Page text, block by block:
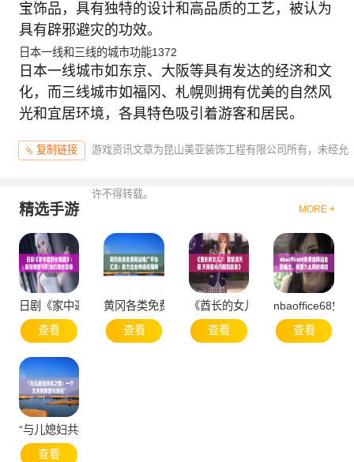
宝饰品，具有独特的设计和高品质的工艺，被认为
具有辟邪避灾的功效。
日本一线和三线的城市功能1372
日本一线城市如东京、大阪等具有发达的经济和文
化，而三线城市如福冈、札幌则拥有优美的自然风
光和宜居环境，各具特色吸引着游客和居民。
复制链接 游戏资讯文章为昆山美亚装饰工程有限公司所有，未经允
许不得转载。
精选手游 MORE +
日剧《家中邀部长喝酒》：解锁撩爱与职场的美妙篇章
查看
黄冈各类免费网站推广平台汇总：助力企业快速拓
查看
《酋长的女儿2：重聚满天星 天
查看
nbaoffice68免
查看
“与儿媳妇共枕之情：一个丈夫的挚爱与责任”
查看